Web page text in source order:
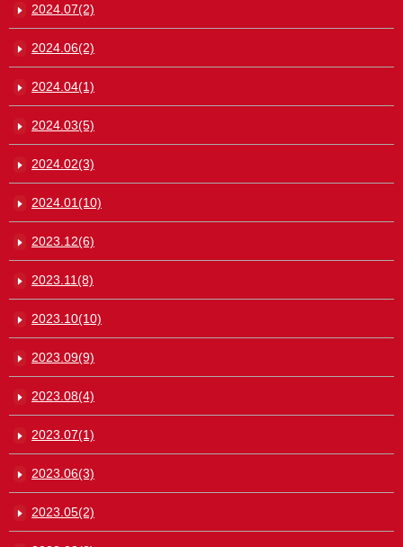
2024.07(2)
2024.06(2)
2024.04(1)
2024.03(5)
2024.02(3)
2024.01(10)
2023.12(6)
2023.11(8)
2023.10(10)
2023.09(9)
2023.08(4)
2023.07(1)
2023.06(3)
2023.05(2)